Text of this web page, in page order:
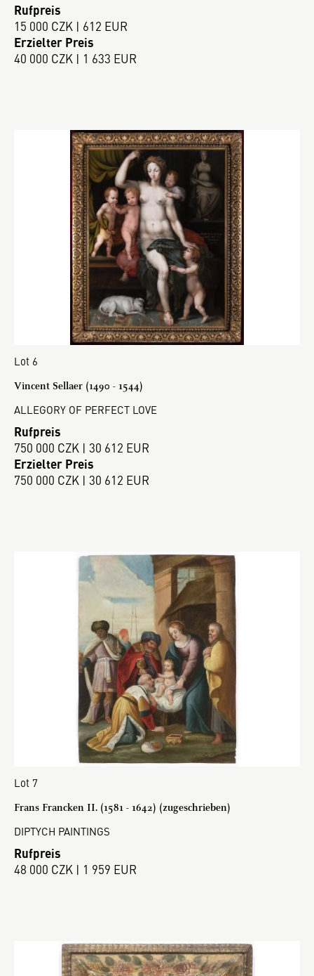
Rufpreis
15 000 CZK | 612 EUR
Erzielter Preis
40 000 CZK | 1 633 EUR
Lot 6
Vincent Sellaer (1490 - 1544)
ALLEGORY OF PERFECT LOVE
Rufpreis
750 000 CZK | 30 612 EUR
Erzielter Preis
750 000 CZK | 30 612 EUR
Lot 7
Frans Francken II. (1581 - 1642) (zugeschrieben)
DIPTYCH PAINTINGS
Rufpreis
48 000 CZK | 1 959 EUR